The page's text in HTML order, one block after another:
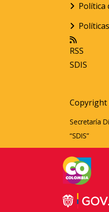
Política
RSS
SDIS
Copyright
Secretaría
“SDIS”